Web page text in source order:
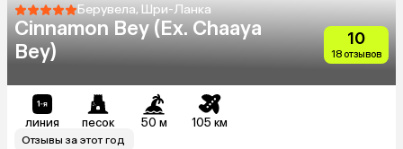
Берувела, Шри-Ланка
Cinnamon Bey (Ex. Chaaya
Bey)
10
18 отзывов
линия песок 50 м 105 км
Отзывы за этот год